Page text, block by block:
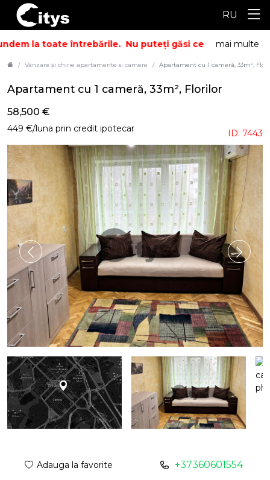
RU
la toate întrebările. Nu puteți găsi ceea ce căutați?
mai multe
Vânzare și chirie apartamente si camere Apartament cu 1 cameră, 33m²,
Apartament cu 1 cameră, 33m², Florilor
ID: 7443
58,500 €
449 €/luna prin credit ipotecar
Adauga la favorite +37360601554